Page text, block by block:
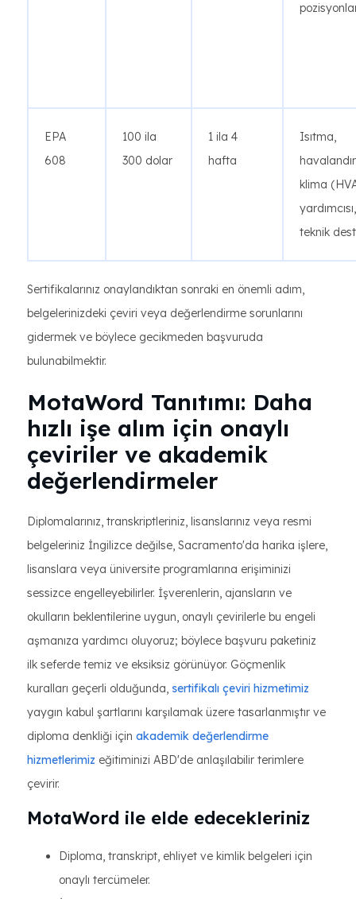
EPA
608
100 ila
300 dolar
1 ila 4
hafta
Isıtma,
klima
teknik
Sertifikalarınız onaylandıktan sonraki en önemli adım,
belgelerinizdeki çeviri veya değerlendirme sorunlarını
gidermek ve böylece gecikmeden başvuruda
bulunabilmektir.
MotaWord Tanıtımı: Daha
hızlı işe alım için onaylı
çeviriler ve akademik
değerlendirmeler
Diplomalarınız, transkriptleriniz, lisanslarınız veya resmi
belgeleriniz İngilizce değilse, Sacramento'da harika işlere,
lisanslara veya üniversite programlarına erişiminizi
sessizce engelleyebilirler. İşverenlerin, ajansların ve
okulların beklentilerine uygun, onaylı çevirilerle bu engeli
aşmanıza yardımcı oluyoruz; böylece başvuru paketiniz
ilk seferde temiz ve eksiksiz görünüyor. Göçmenlik
kuralları geçerli olduğunda, sertifikalı çeviri hizmetimiz
yaygın kabul şartlarını karşılamak üzere tasarlanmıştır ve
diploma denkliği için akademik değerlendirme
hizmetlerimiz eğitiminizi ABD'de anlaşılabilir terimlere
çevirir.
MotaWord ile elde edecekleriniz
Diploma, transkript, ehliyet ve kimlik belgeleri için
onaylı tercümeler.